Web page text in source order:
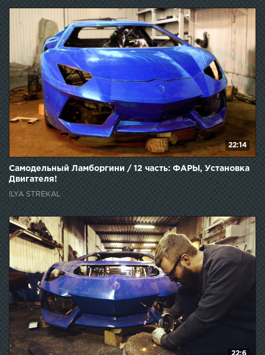
22:14
Самодельный Ламборгини / 12 часть: ФАРЫ, Установка
Двигателя!
ILYA STREKAL
22:6